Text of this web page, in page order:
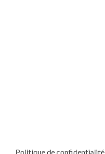
Politique de confidentialité